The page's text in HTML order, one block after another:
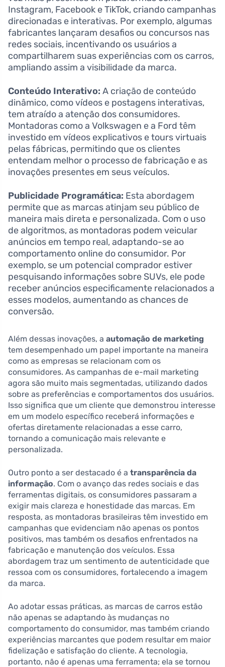
Instagram, Facebook e TikTok, criando campanhas
direcionadas e interativas. Por exemplo, algumas
fabricantes lançaram desafios ou concursos nas
redes sociais, incentivando os usuários a
compartilharem suas experiências com os carros,
ampliando assim a visibilidade da marca.
Conteúdo Interativo: A criação de conteúdo
dinâmico, como vídeos e postagens interativas,
tem atraído a atenção dos consumidores.
Montadoras como a Volkswagen e a Ford têm
investido em vídeos explicativos e tours virtuais
pelas fábricas, permitindo que os clientes
entendam melhor o processo de fabricação e as
inovações presentes em seus veículos.
Publicidade Programática: Esta abordagem
permite que as marcas atinjam seu público de
maneira mais direta e personalizada. Com o uso
de algoritmos, as montadoras podem veicular
anúncios em tempo real, adaptando-se ao
comportamento online do consumidor. Por
exemplo, se um potencial comprador estiver
pesquisando informações sobre SUVs, ele pode
receber anúncios especificamente relacionados a
esses modelos, aumentando as chances de
conversão.
Além dessas inovações, a automação de marketing
tem desempenhado um papel importante na maneira
como as empresas se relacionam com os
consumidores. As campanhas de e-mail marketing
agora são muito mais segmentadas, utilizando dados
sobre as preferências e comportamentos dos usuários.
Isso significa que um cliente que demonstrou interesse
em um modelo específico receberá informações e
ofertas diretamente relacionadas a esse carro,
tornando a comunicação mais relevante e
personalizada.
Outro ponto a ser destacado é a transparência da
informação. Com o avanço das redes sociais e das
ferramentas digitais, os consumidores passaram a
exigir mais clareza e honestidade das marcas. Em
resposta, as montadoras brasileiras têm investido em
campanhas que evidenciam não apenas os pontos
positivos, mas também os desafios enfrentados na
fabricação e manutenção dos veículos. Essa
abordagem traz um sentimento de autenticidade que
ressoa com os consumidores, fortalecendo a imagem
da marca.
Ao adotar essas práticas, as marcas de carros estão
não apenas se adaptando às mudanças no
comportamento do consumidor, mas também criando
experiências marcantes que podem resultar em maior
fidelização e satisfação do cliente. A tecnologia,
portanto, não é apenas uma ferramenta; ela se tornou